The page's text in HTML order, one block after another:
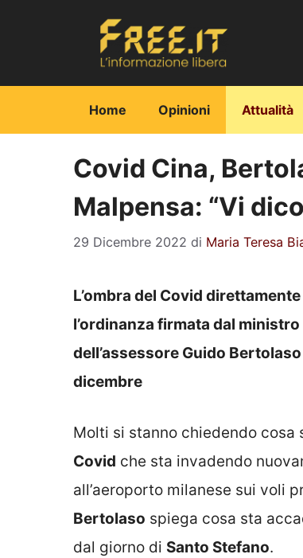
Home Opinioni Attualità
Covid Cina,
Malpensa: “Vi
29 Dicembre 2022 di Maria Teresa
L’ombra del Covid
l’ordinanza firmata dal
dell’assessore Guido
dicembre
Molti si stanno chiedendo cosa
Covid che sta invadendo
all’aeroporto milanese sui voli
Bertolaso spiega cosa sta
dal giorno di Santo Stefano.